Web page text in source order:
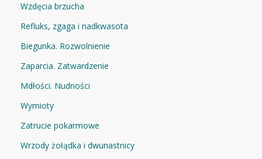
Wzdęcia brzucha
Refluks, zgaga i nadkwasota
Biegunka. Rozwolnienie
Zaparcia. Zatwardzenie
Mdłości. Nudności
Wymioty
Zatrucie pokarmowe
Wrzody żołądka i dwunastnicy